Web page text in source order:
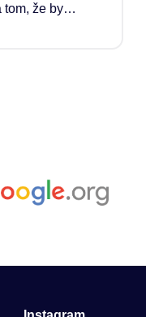
tom, že by
rozhoduje a